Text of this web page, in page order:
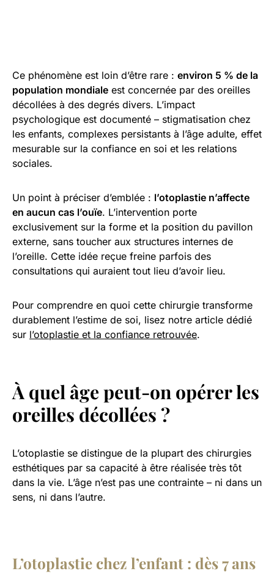
Ce phénomène est loin d’être rare : environ 5 % de la
population mondiale est concernée par des oreilles
décollées à des degrés divers. L’impact
psychologique est documenté – stigmatisation chez
les enfants, complexes persistants à l’âge adulte, effet
mesurable sur la confiance en soi et les relations
sociales.
Un point à préciser d’emblée : l’otoplastie n’affecte
en aucun cas l’ouïe. L’intervention porte
exclusivement sur la forme et la position du pavillon
externe, sans toucher aux structures internes de
l’oreille. Cette idée reçue freine parfois des
consultations qui auraient tout lieu d’avoir lieu.
Pour comprendre en quoi cette chirurgie transforme
durablement l’estime de soi, lisez notre article dédié
sur l’otoplastie et la confiance retrouvée.
À quel âge peut-on opérer les
oreilles décollées ?
L’otoplastie se distingue de la plupart des chirurgies
esthétiques par sa capacité à être réalisée très tôt
dans la vie. L’âge n’est pas une contrainte – ni dans un
sens, ni dans l’autre.
L’otoplastie chez l’enfant : dès 7 ans